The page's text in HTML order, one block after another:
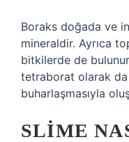
Boraks doğada ve
mineraldir. Ayrıca
bitkilerde de
tetraborat olarak
buharlaşmasıyla
SLIME